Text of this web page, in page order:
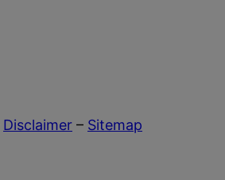
Disclaimer – Sitemap